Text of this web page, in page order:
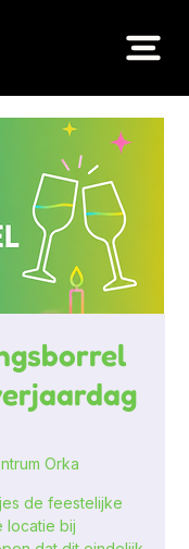
Orka
de feestelijke
locatie bij